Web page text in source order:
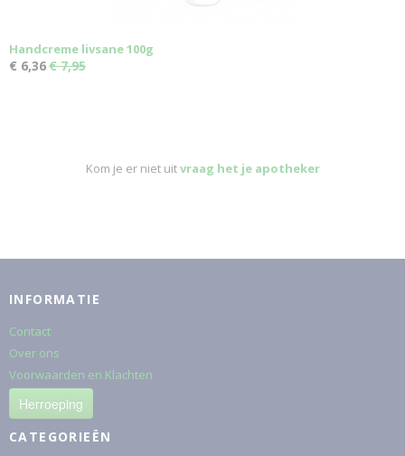
Handcreme livsane 100g
€ 6,36€ 7,95
Kom je er niet uitvraag het je apotheker
INFORMATIE
Contact
Over ons
Voorwaarden en Klachten
Herroeping
CATEGORIEËN